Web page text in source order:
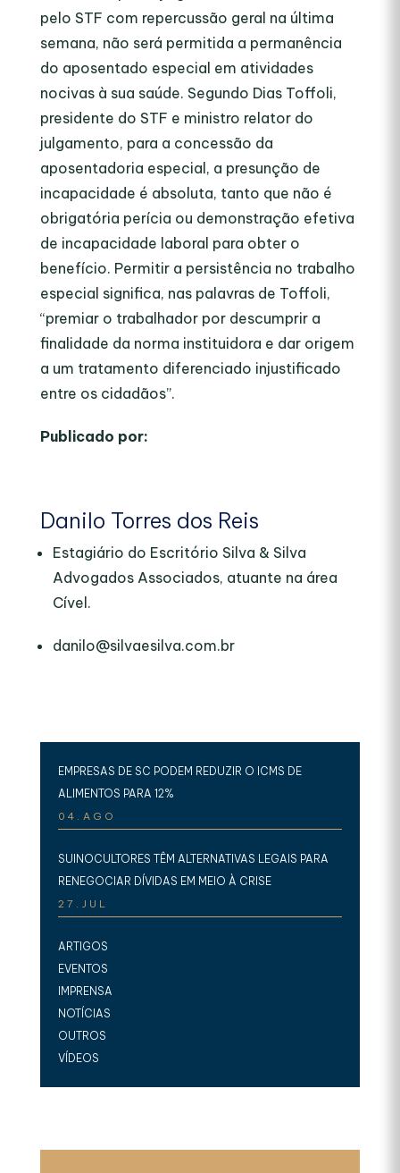
pelo STF com repercussão geral na última
semana, não será permitida a permanência
do aposentado especial em atividades
nocivas à sua saúde. Segundo Dias Toffoli,
presidente do STF e ministro relator do
julgamento, para a concessão da
aposentadoria especial, a presunção de
incapacidade é absoluta, tanto que não é
obrigatória perícia ou demonstração efetiva
de incapacidade laboral para obter o
benefício. Permitir a persistência no trabalho
especial significa, nas palavras de Toffoli,
“premiar o trabalhador por descumprir a
finalidade da norma instituidora e dar origem
a um tratamento diferenciado injustificado
entre os cidadãos”.
Publicado por:
Danilo Torres dos Reis
Estagiário do Escritório Silva & Silva
Advogados Associados, atuante na área
Cível.
danilo@silvaesilva.com.br
EMPRESAS DE SC PODEM REDUZIR O ICMS DE
ALIMENTOS PARA 12%
04.AGO
SUINOCULTORES TÊM ALTERNATIVAS LEGAIS PARA
RENEGOCIAR DÍVIDAS EM MEIO À CRISE
27.JUL
ARTIGOS
EVENTOS
IMPRENSA
NOTÍCIAS
OUTROS
VÍDEOS